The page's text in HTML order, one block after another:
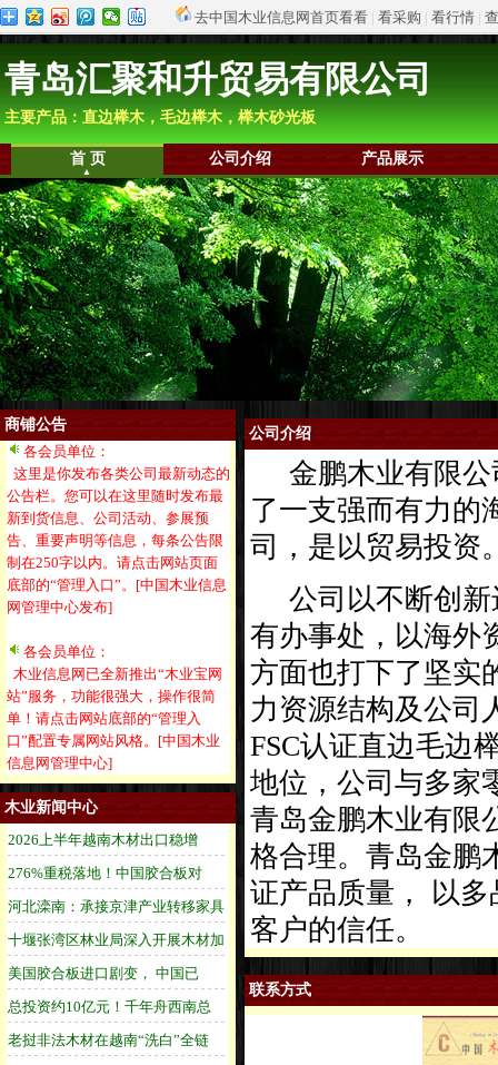
去中国木业信息网首页看看 | 看采购 | 看行情 |
青岛汇聚和升贸易有限公司
主要产品：直边榉木，毛边榉木，榉木砂光板
首 页 公司介绍 产品展示
商铺公告
各会员单位：
这里是你发布各类公司最新动态的
公告栏。您可以在这里随时发布最
新到货信息、公司活动、参展预
告、重要声明等信息，每条公告限
制在250字以内。请点击网站页面
底部的“管理入口”。[中国木业信息
网管理中心发布]
各会员单位：
木业信息网已全新推出“木业宝网
站”服务，功能很强大，操作很简
单！请点击网站底部的“管理入
口”配置专属网站风格。[中国木业
信息网管理中心]
木业新闻中心
公司介绍
金鹏木业有限公
了一支强而有力的
司，是以贸易投资
公司以不断创新
有办事处，以海外
方面也打下了坚实
力资源结构及公司
FSC认证直边毛边
地位，公司与多家
青岛金鹏木业有限
格合理。青岛金鹏
证产品质量， 以
客户的信任。
联系方式